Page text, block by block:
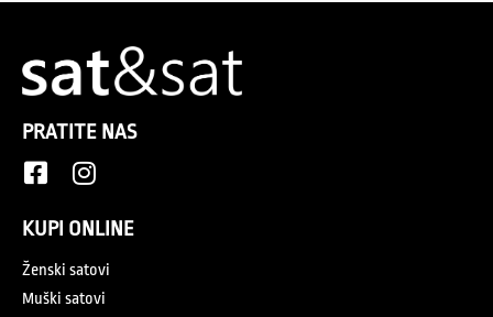
PRATITE NAS
KUPI ONLINE
Ženski satovi
Muški satovi